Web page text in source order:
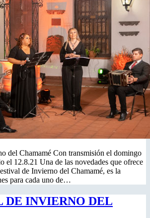
del Chamamé Con transmisión el domingo
el 12.8.21 Una de las novedades que ofrece
de Invierno del Chamamé, es la
para cada uno de…
DE INVIERNO DEL